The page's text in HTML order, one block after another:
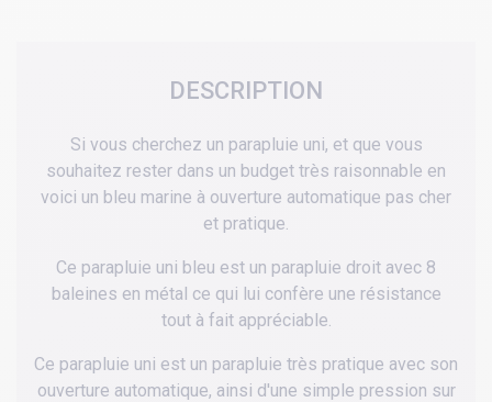
DESCRIPTION
Si vous cherchez un parapluie uni, et que vous
souhaitez rester dans un budget très raisonnable en
voici un bleu marine à ouverture automatique pas cher
et pratique.
Ce parapluie uni bleu est un parapluie droit avec 8
baleines en métal ce qui lui confère une résistance
tout à fait appréciable.
Ce parapluie uni est un parapluie très pratique avec son
ouverture automatique, ainsi d'une simple pression sur